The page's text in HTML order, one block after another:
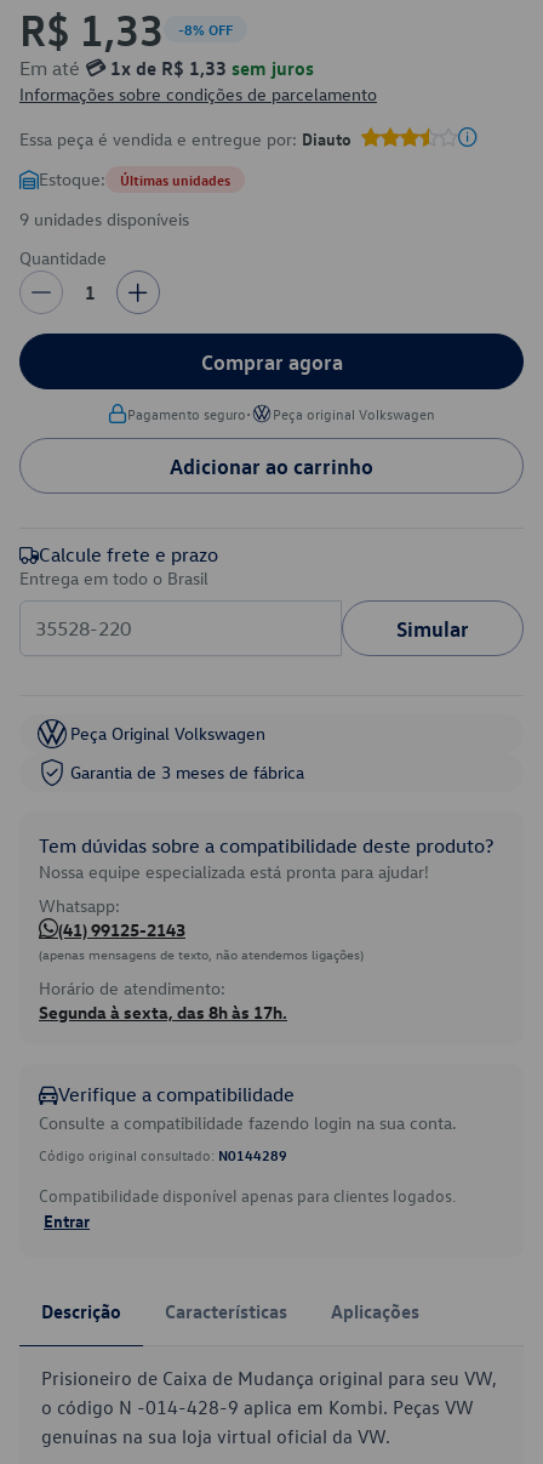
R$ 1,33 -8% OFF
Em até 💳 1x de R$ 1,33 sem juros
Informações sobre condições de parcelamento
Essa peça é vendida e entregue por: Diauto
Estoque: Últimas unidades
9 unidades disponíveis
Quantidade
1
Comprar agora
Pagamento seguro• Peça original Volkswagen
Adicionar ao carrinho
Calcule frete e prazo
Entrega em todo o Brasil
Simular
Peça Original Volkswagen
Garantia de 3 meses de fábrica
Tem dúvidas sobre a compatibilidade deste produto?
Nossa equipe especializada está pronta para ajudar!
Whatsapp:
(41) 99125-2143
(apenas mensagens de texto, não atendemos ligações)
Horário de atendimento:
Segunda à sexta, das 8h às 17h.
Verifique a compatibilidade
Consulte a compatibilidade fazendo login na sua conta.
Código original consultado: N0144289
Compatibilidade disponível apenas para clientes logados.
Entrar
Descrição Características Aplicações
Prisioneiro de Caixa de Mudança original para seu VW,
o código N -014-428-9 aplica em Kombi. Peças VW
genuínas na sua loja virtual oficial da VW.